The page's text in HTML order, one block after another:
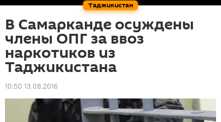
Таджикистан
В Самарканде осуждены
члены ОПГ за ввоз
наркотиков из
Таджикистана
10:50 13.08.2016